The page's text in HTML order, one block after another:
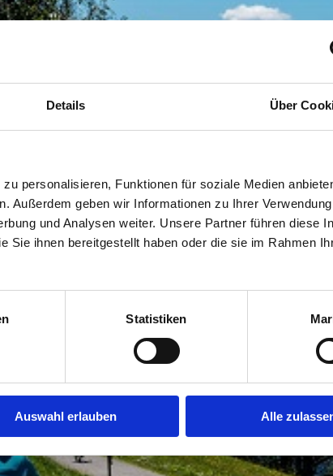
Details Über
personalisieren, Funktionen für soziale Medien
Außerdem geben wir Informationen zu Ihrer
und Analysen weiter. Unsere Partner führen diese
Sie ihnen bereitgestellt haben oder die sie im Rahmen
Statistiken
Auswahl erlauben Alle